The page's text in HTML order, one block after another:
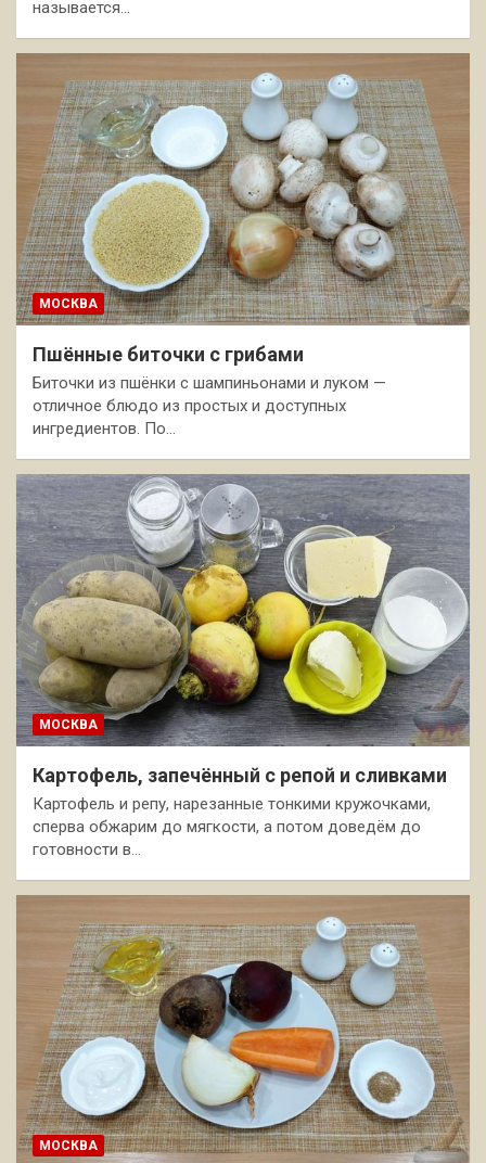
называется…
МОСКВА
Пшённые биточки с грибами
Биточки из пшёнки с шампиньонами и луком —
отличное блюдо из простых и доступных
ингредиентов. По…
МОСКВА
Картофель, запечённый с репой и сливками
Картофель и репу, нарезанные тонкими кружочками,
сперва обжарим до мягкости, а потом доведём до
готовности в…
МОСКВА